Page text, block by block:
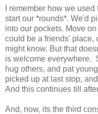
I remember how we
start our *rounds*. We'd
into our pockets. Move
could be a friends' place,
might know. But that
is welcome everywhere.
hug others, and pat
picked up at last stop,
And this continues till
And, now, its the third